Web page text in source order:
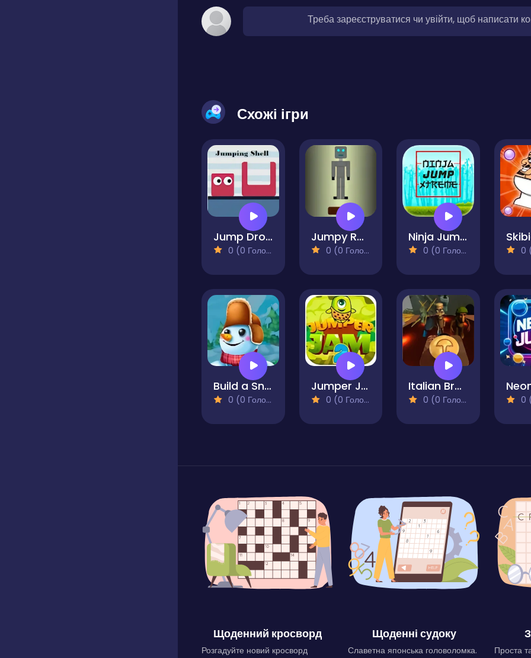
Треба зареєструватися чи увійти, щоб написати
Схожі ігри
Jump Drop Shell
0 (0 Голосів)
Jumpy Robot
0 (0 Голосів)
Ninja Jump Xtreme
0 (0 Голосів) 0
Build a Snowman
0 (0 Голосів)
Jumper Jam 2
0 (0 Голосів)
Italian Brainrot Craving Dalgona
0 (0 Голосів) 0
Щоденний кросворд
Розгадуйте новий кросворд
Щоденні судоку
Славетна японська головоломка.
Проста